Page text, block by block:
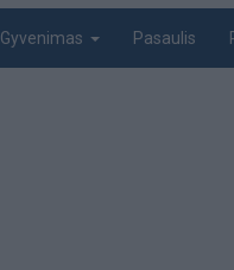
Gyvenimas Pasaulis